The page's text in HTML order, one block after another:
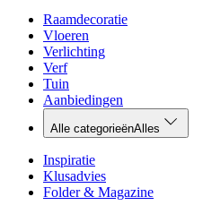
Raamdecoratie
Vloeren
Verlichting
Verf
Tuin
Aanbiedingen
Alle categorieënAlles
Inspiratie
Klusadvies
Folder & Magazine